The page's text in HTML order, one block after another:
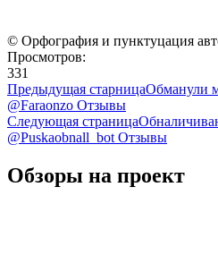
© Орфография и пунктуцация
Просмотров:
331
Предыдущая старницаОбманули
@Faraonzo Отзывы
Следующая страница
@Puskaobnall_bot Отзывы
Обзоры на проект